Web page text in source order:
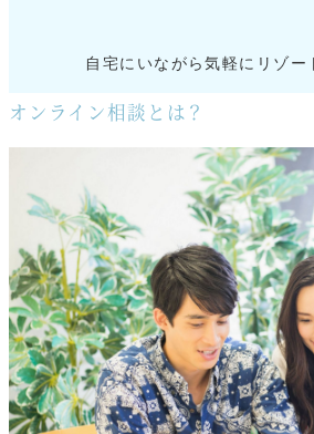
自宅にいながら気軽にリゾー
オンライン相談とは？